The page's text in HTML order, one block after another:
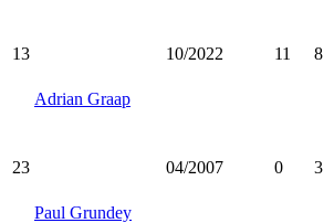
13
Adrian Graap
10/2022 11 8
23
Paul Grundey
04/2007 0 3